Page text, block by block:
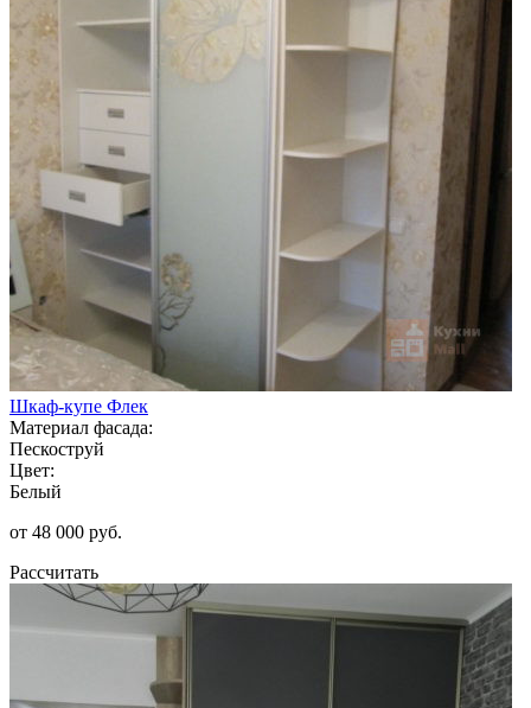
Шкаф-купе Флек
Материал фасада:
Пескоструй
Цвет:
Белый
от 48 000 руб.
Рассчитать